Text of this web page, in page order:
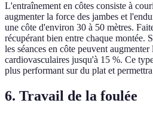
L'entraînement en côtes consiste à
augmenter la force des jambes et
une côte d'environ 30 à 50 mètres.
récupérant bien entre chaque montée.
les séances en côte peuvent augmenter
cardiovasculaires jusqu'à 15 %. Ce
plus performant sur du plat et
6. Travail de la foulée